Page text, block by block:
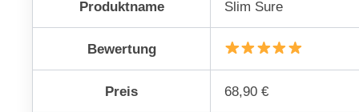
Produktname Slim Sure
Bewertung
Preis 68,90 €